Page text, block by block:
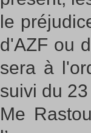
le
d'AZF ou
sera à
suivi du
Me